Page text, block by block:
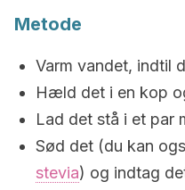
Metode
Varm vandet, indtil
Hæld det i en kop
Lad det stå i et par
Sød det (du kan
stevia) og indtag